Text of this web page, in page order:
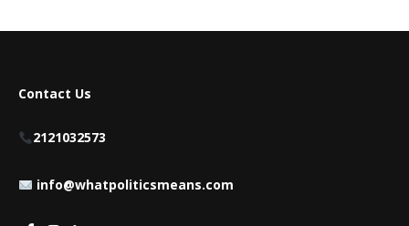
Contact Us
2121032573
info@whatpoliticsmeans.com